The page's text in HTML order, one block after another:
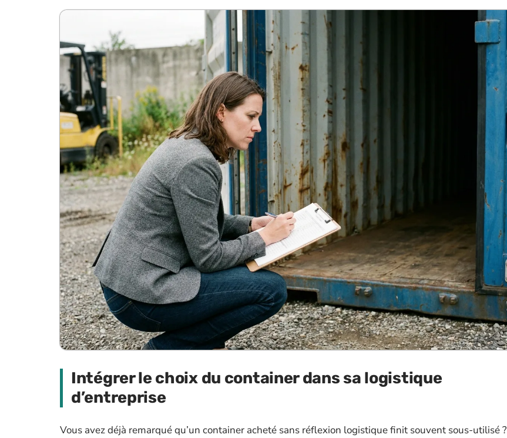
Intégrer le choix du container dans sa logistique
d’entreprise
Vous avez déjà remarqué qu’un container acheté sans réflexion logistique finit souvent sous-utilisé ?